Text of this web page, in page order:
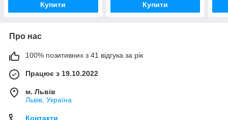
Купити Купити
Про нас
100% позитивних з 41 відгука за рік
Працює з 19.10.2022
м. Львів
Львів, Україна
Контакти